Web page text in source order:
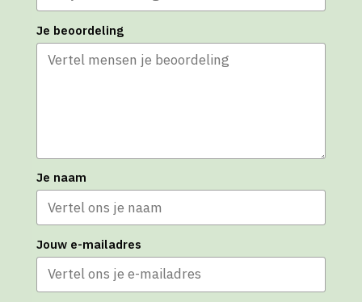
Je beoordeling
Je naam
Jouw e-mailadres